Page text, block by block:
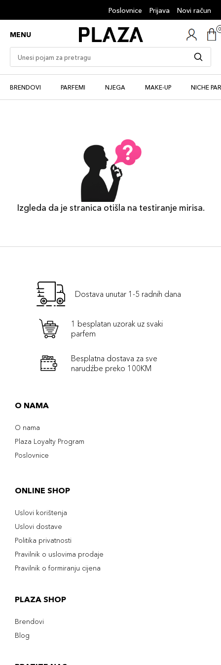
Poslovnice Prijava Novi račun
MENU
BRENDOVI PARFEMI NJEGA MAKE-UP NICHE
Izgleda da je stranica otišla na testiranje mirisa.
Dostava unutar 1-5 radnih dana
1 besplatan uzorak uz svaki
parfem
Besplatna dostava za sve
narudźbe preko 100KM
O NAMA
O nama
Plaza Loyalty Program
Poslovnice
ONLINE SHOP
Uslovi korištenja
Uslovi dostave
Politika privatnosti
Pravilnik o uslovima prodaje
Pravilnik o formiranju cijena
PLAZA SHOP
Brendovi
Blog